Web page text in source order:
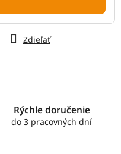
Zdieľať
Rýchle doručenie
do 3 pracovných dní